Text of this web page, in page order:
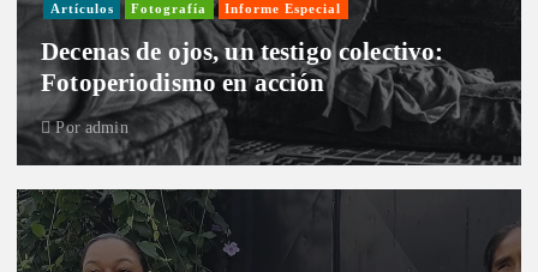
Artículos Fotografía Informe Especial
Decenas de ojos, un testigo colectivo:
Fotoperiodismo en acción
Por admin